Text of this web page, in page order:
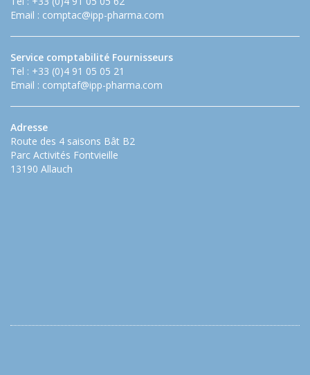
Email : comptac@ipp-pharma.com
Service comptabilité Fournisseurs
Tel : +33 (0)4 91 05 05 21
Email : comptaf@ipp-pharma.com
Adresse
Route des 4 saisons Bât B2
Parc Activités Fontvieille
13190 Allauch